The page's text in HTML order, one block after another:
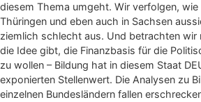
diesem Thema umgeht. Wir verfolgen,
Thüringen und eben auch in Sachsen
ziemlich schlecht aus. Und betrachten wir
die Idee gibt, die Finanzbasis für die
zu wollen – Bildung hat in diesem Staat
exponierten Stellenwert. Die Analysen zu
einzelnen Bundesländern fallen